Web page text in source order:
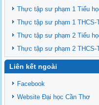
Thông báo chiêu sinh lớp BD
cấp chứng nhận khóa 03
Thông báo tổng khai giảng
K5
Thực tập sư phạm 1 Tiểu
Thực tập sư phạm 1 THCS-
Thực tập sư phạm 2 Tiểu
Thực tập sư phạm 2 THCS-
Liên kết ngoài
Facebook
Website Đại học Cần Thơ